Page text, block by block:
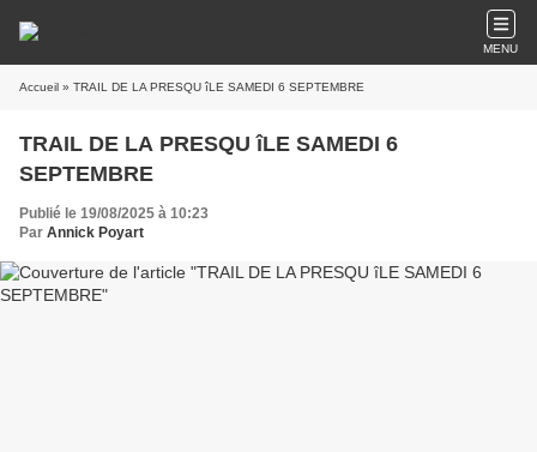
MENU
Accueil » TRAIL DE LA PRESQU îLE SAMEDI 6 SEPTEMBRE
TRAIL DE LA PRESQU îLE SAMEDI 6
SEPTEMBRE
Publié le 19/08/2025 à 10:23
Par Annick Poyart